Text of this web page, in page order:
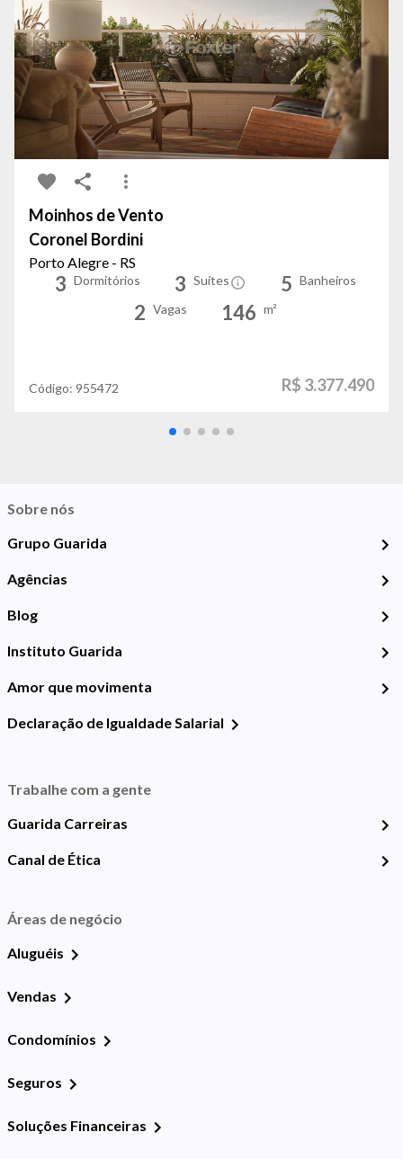
Moinhos de Vento
Coronel Bordini
Porto Alegre - RS
3 Dormitórios 3 Suítes 5 Banheiros
2 Vagas 146 m²
Código: 955472 R$ 3.377.490
Sobre nós
Grupo Guarida
Agências
Blog
Instituto Guarida
Amor que movimenta
Declaração de Igualdade Salarial
Trabalhe com a gente
Guarida Carreiras
Canal de Ética
Áreas de negócio
Aluguéis
Vendas
Condomínios
Seguros
Soluções Financeiras